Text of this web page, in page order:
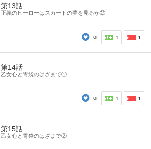
第13話
正義のヒーローはスカートの夢を見るか②
or 1 1
第14話
乙女心と胃袋のはざまで①
or 1 1
第15話
乙女心と胃袋のはざまで②